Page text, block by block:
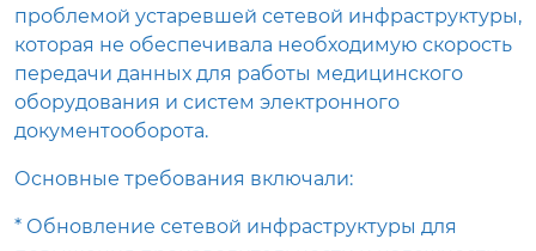
проблемой устаревшей сетевой инфраструктуры,
которая не обеспечивала необходимую скорость
передачи данных для работы медицинского
оборудования и систем электронного
документооборота.
Основные требования включали:
* Обновление сетевой инфраструктуры для